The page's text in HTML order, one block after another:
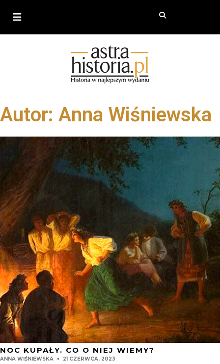
Autor: Anna Wiśniewska
NOC KUPAŁY. CO O NIEJ WIEMY?
ANNA WIŚNIEWSKA 21 CZERWCA, 2023